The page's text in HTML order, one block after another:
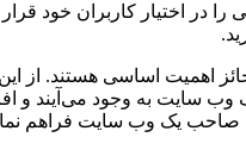
اختیار کاربران خود قرار
اهمیت اساسی هستند. از
به وجود می‌آیند و
صاحب یک وب سایت فراهم